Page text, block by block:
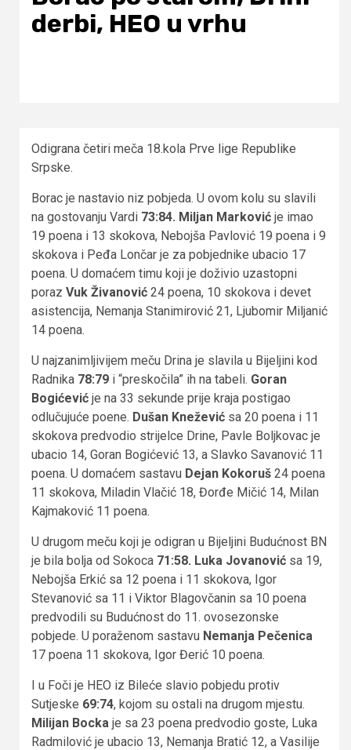
derbi, HEO u vrhu
Odigrana četiri meča 18.kola Prve lige Republike
Srpske.
Borac je nastavio niz pobjeda. U ovom kolu su slavili
na gostovanju Vardi 73:84. Miljan Marković je imao
19 poena i 13 skokova, Nebojša Pavlović 19 poena i 9
skokova i Peđa Lončar je za pobjednike ubacio 17
poena. U domaćem timu koji je doživio uzastopni
poraz Vuk Živanović 24 poena, 10 skokova i devet
asistencija, Nemanja Stanimirović 21, Ljubomir Miljanić
14 poena.
U najzanimljivijem meču Drina je slavila u Bijeljini kod
Radnika 78:79 i “preskočila” ih na tabeli. Goran
Bogićević je na 33 sekunde prije kraja postigao
odlučujuće poene. Dušan Knežević sa 20 poena i 11
skokova predvodio strijelce Drine, Pavle Boljkovac je
ubacio 14, Goran Bogićević 13, a Slavko Savanović 11
poena. U domaćem sastavu Dejan Kokoruš 24 poena
11 skokova, Miladin Vlačić 18, Đorđe Mičić 14, Milan
Kajmaković 11 poena.
U drugom meču koji je odigran u Bijeljini Budućnost BN
je bila bolja od Sokoca 71:58. Luka Jovanović sa 19,
Nebojša Erkić sa 12 poena i 11 skokova, Igor
Stevanović sa 11 i Viktor Blagovčanin sa 10 poena
predvodili su Budućnost do 11. ovosezonske
pobjede. U poraženom sastavu Nemanja Pečenica
17 poena 11 skokova, Igor Đerić 10 poena.
I u Foči je HEO iz Bileće slavio pobjedu protiv
Sutjeske 69:74, kojom su ostali na drugom mjestu.
Milijan Bocka je sa 23 poena predvodio goste, Luka
Radmilović je ubacio 13, Nemanja Bratić 12, a Vasilije